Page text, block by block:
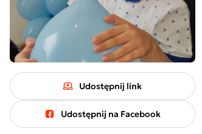
Udostępnij link
Udostępnij na Facebook